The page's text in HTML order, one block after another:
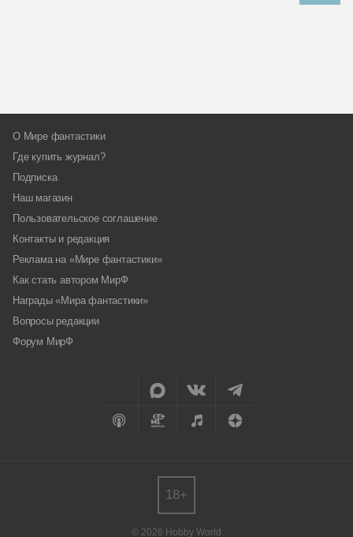
О Мире фантастики
Где купить журнал?
Подписка
Наш магазин
Пользовательское соглашение
Контакты и редакция
Реклама на «Мире фантастики»
Как стать автором МирФ
Награды «Мира фантастики»
Вопросы редакции
Форум МирФ
© 2026 Hobby World
18+